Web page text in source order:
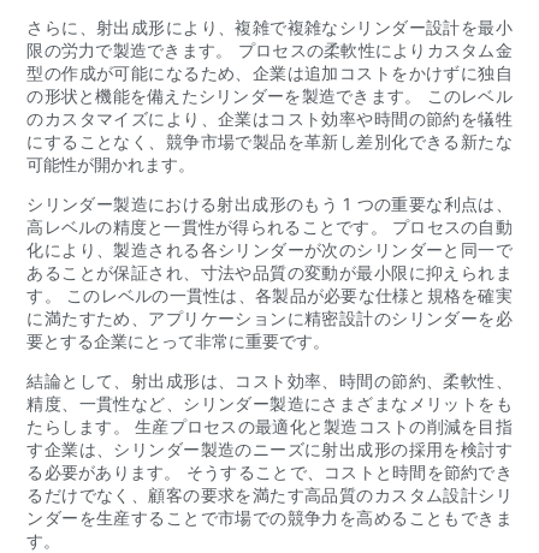
さらに、射出成形により、複雑で複雑なシリンダー設計を最小
限の労力で製造できます。 プロセスの柔軟性によりカスタム金
型の作成が可能になるため、企業は追加コストをかけずに独自
の形状と機能を備えたシリンダーを製造できます。 このレベル
のカスタマイズにより、企業はコスト効率や時間の節約を犠牲
にすることなく、競争市場で製品を革新し差別化できる新たな
可能性が開かれます。
シリンダー製造における射出成形のもう 1 つの重要な利点は、
高レベルの精度と一貫性が得られることです。 プロセスの自動
化により、製造される各シリンダーが次のシリンダーと同一で
あることが保証され、寸法や品質の変動が最小限に抑えられま
す。 このレベルの一貫性は、各製品が必要な仕様と規格を確実
に満たすため、アプリケーションに精密設計のシリンダーを必
要とする企業にとって非常に重要です。
結論として、射出成形は、コスト効率、時間の節約、柔軟性、
精度、一貫性など、シリンダー製造にさまざまなメリットをも
たらします。 生産プロセスの最適化と製造コストの削減を目指
す企業は、シリンダー製造のニーズに射出成形の採用を検討す
る必要があります。 そうすることで、コストと時間を節約でき
るだけでなく、顧客の要求を満たす高品質のカスタム設計シリ
ンダーを生産することで市場での競争力を高めることもできま
す。